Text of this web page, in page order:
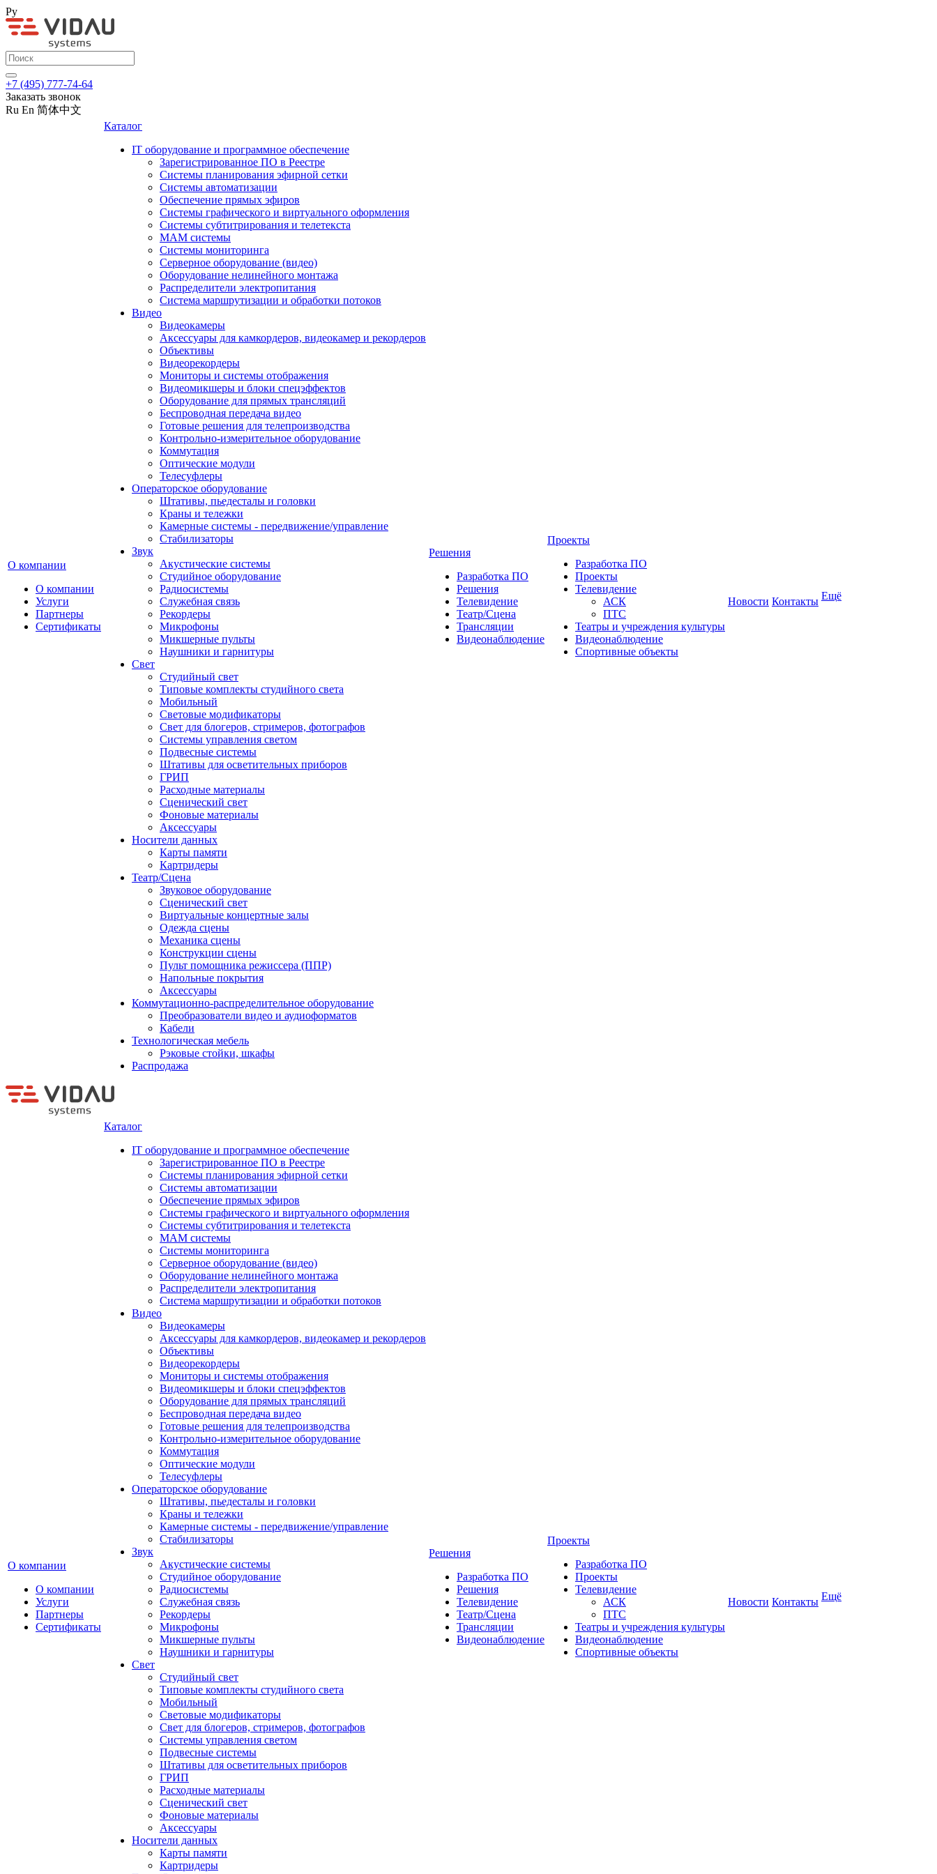
Ру
+7 (495) 777-74-64
Заказать звонок
Ru En 简体中文
О компании
О компании
Услуги
Партнеры
Сертификаты
Каталог
IT оборудование и программное обеспечение
Зарегистрированное ПО в Реестре
Системы планирования эфирной сетки
Системы автоматизации
Обеспечение прямых эфиров
Системы графического и виртуального оформления
Системы субтитрирования и телетекста
MAM системы
Системы мониторинга
Серверное оборудование (видео)
Оборудование нелинейного монтажа
Распределители электропитания
Система маршрутизации и обработки потоков
Видео
Видеокамеры
Аксессуары для камкордеров, видеокамер и рекордеров
Объективы
Видеорекордеры
Мониторы и системы отображения
Видеомикшеры и блоки спецэффектов
Оборудование для прямых трансляций
Беспроводная передача видео
Готовые решения для телепроизводства
Контрольно-измерительное оборудование
Коммутация
Оптические модули
Телесуфлеры
Операторское оборудование
Штативы, пьедесталы и головки
Краны и тележки
Камерные системы - передвижение/управление
Стабилизаторы
Звук
Акустические системы
Студийное оборудование
Радиосистемы
Служебная связь
Рекордеры
Микрофоны
Микшерные пульты
Наушники и гарнитуры
Свет
Студийный свет
Типовые комплекты студийного света
Мобильный
Световые модификаторы
Свет для блогеров, стримеров, фотографов
Системы управления светом
Подвесные системы
Штативы для осветительных приборов
ГРИП
Расходные материалы
Сценический свет
Фоновые материалы
Аксессуары
Носители данных
Карты памяти
Картридеры
Театр/Сцена
Звуковое оборудование
Сценический свет
Виртуальные концертные залы
Одежда сцены
Механика сцены
Конструкции сцены
Пульт помощника режиссера (ППР)
Напольные покрытия
Аксессуары
Коммутационно-распределительное оборудование
Преобразователи видео и аудиоформатов
Кабели
Технологическая мебель
Рэковые стойки, шкафы
Распродажа
Решения
Разработка ПО
Решения
Телевидение
Театр/Сцена
Трансляции
Видеонаблюдение
Проекты
Разработка ПО
Проекты
Телевидение
АСК
ПТС
Театры и учреждения культуры
Видеонаблюдение
Спортивные объекты
Новости Контакты Ещё
О компании
О компании
Услуги
Партнеры
Сертификаты
Каталог
IT оборудование и программное обеспечение
Зарегистрированное ПО в Реестре
Системы планирования эфирной сетки
Системы автоматизации
Обеспечение прямых эфиров
Системы графического и виртуального оформления
Системы субтитрирования и телетекста
MAM системы
Системы мониторинга
Серверное оборудование (видео)
Оборудование нелинейного монтажа
Распределители электропитания
Система маршрутизации и обработки потоков
Видео
Видеокамеры
Аксессуары для камкордеров, видеокамер и рекордеров
Объективы
Видеорекордеры
Мониторы и системы отображения
Видеомикшеры и блоки спецэффектов
Оборудование для прямых трансляций
Беспроводная передача видео
Готовые решения для телепроизводства
Контрольно-измерительное оборудование
Коммутация
Оптические модули
Телесуфлеры
Операторское оборудование
Штативы, пьедесталы и головки
Краны и тележки
Камерные системы - передвижение/управление
Стабилизаторы
Звук
Акустические системы
Студийное оборудование
Радиосистемы
Служебная связь
Рекордеры
Микрофоны
Микшерные пульты
Наушники и гарнитуры
Свет
Студийный свет
Типовые комплекты студийного света
Мобильный
Световые модификаторы
Свет для блогеров, стримеров, фотографов
Системы управления светом
Подвесные системы
Штативы для осветительных приборов
ГРИП
Расходные материалы
Сценический свет
Фоновые материалы
Аксессуары
Носители данных
Карты памяти
Картридеры
Решения
Разработка ПО
Решения
Телевидение
Театр/Сцена
Трансляции
Видеонаблюдение
Проекты
Разработка ПО
Проекты
Телевидение
АСК
ПТС
Театры и учреждения культуры
Видеонаблюдение
Спортивные объекты
Новости Контакты Ещё